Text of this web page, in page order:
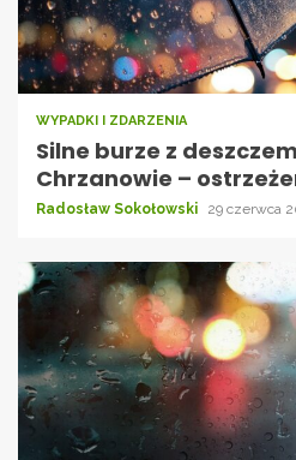
WYPADKI I ZDARZENIA
Silne burze z
Chrzanowie –
Radosław Sokołowski 29 czerwca